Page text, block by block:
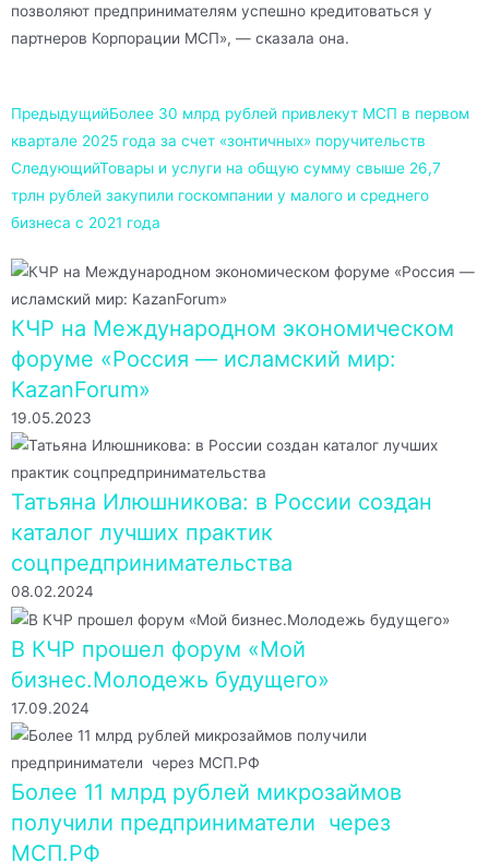
позволяют предпринимателям успешно кредитоваться у
партнеров Корпорации МСП», — сказала она.
ПредыдущийБолее 30 млрд рублей привлекут МСП в первом
квартале 2025 года за счет «зонтичных» поручительств
СледующийТовары и услуги на общую сумму свыше 26,7
трлн рублей закупили госкомпании у малого и среднего
бизнеса с 2021 года
КЧР на Международном экономическом
форуме «Россия — исламский мир:
KazanForum»
19.05.2023
Татьяна Илюшникова: в России создан
каталог лучших практик
соцпредпринимательства
08.02.2024
В КЧР прошел форум «Мой
бизнес.Молодежь будущего»
17.09.2024
Более 11 млрд рублей микрозаймов
получили предприниматели через
МСП.РФ